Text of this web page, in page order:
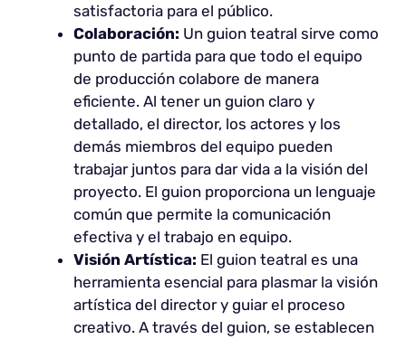
satisfactoria para el público.
Colaboración: Un guion teatral sirve como
punto de partida para que todo el equipo
de producción colabore de manera
eficiente. Al tener un guion claro y
detallado, el director, los actores y los
demás miembros del equipo pueden
trabajar juntos para dar vida a la visión del
proyecto. El guion proporciona un lenguaje
común que permite la comunicación
efectiva y el trabajo en equipo.
Visión Artística: El guion teatral es una
herramienta esencial para plasmar la visión
artística del director y guiar el proceso
creativo. A través del guion, se establecen